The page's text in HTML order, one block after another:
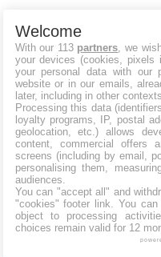
Welcome
With our 113 partners, we
your devices (cookies, pixels
your personal data with our
website or in our emails,
later, including in other
Processing this data
loyalty programs, IP, postal
geolocation, etc.) allows
content, commercial offers
screens (including by email,
personalising them,
audiences.
You can "accept all" and
"cookies" footer link. You can
object to processing
choices remain valid for 12